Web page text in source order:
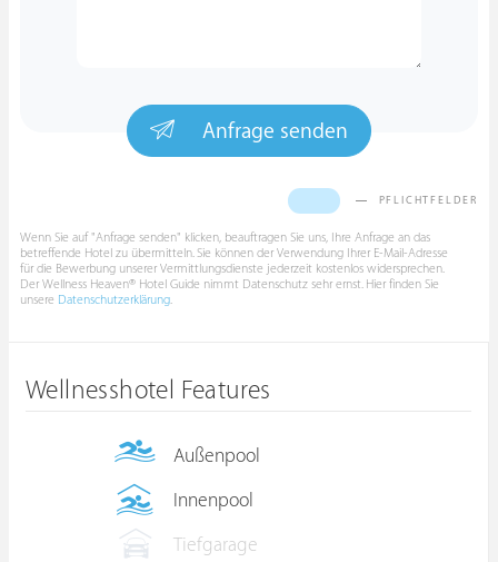
Anfrage senden
PFLICHTFELDER
Wenn Sie auf "Anfrage senden" klicken, beauftragen Sie uns, Ihre Anfrage an das
betreffende Hotel zu übermitteln. Sie können der Verwendung Ihrer E-Mail-Adresse
für die Bewerbung unserer Vermittlungsdienste jederzeit kostenlos widersprechen.
Der Wellness Heaven® Hotel Guide nimmt Datenschutz sehr ernst. Hier finden Sie
unsere Datenschutzerklärung.
Wellnesshotel Features
Außenpool
Innenpool
Tiefgarage